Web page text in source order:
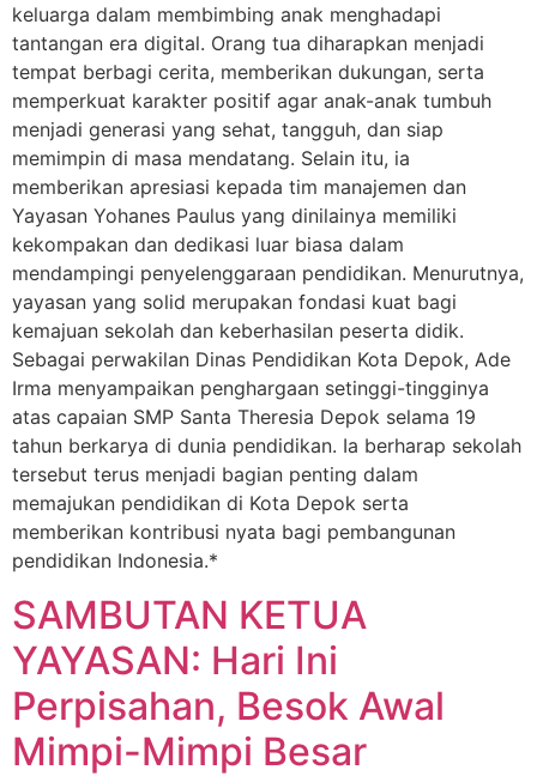
keluarga dalam membimbing anak menghadapi
tantangan era digital. Orang tua diharapkan menjadi
tempat berbagi cerita, memberikan dukungan, serta
memperkuat karakter positif agar anak-anak tumbuh
menjadi generasi yang sehat, tangguh, dan siap
memimpin di masa mendatang. Selain itu, ia
memberikan apresiasi kepada tim manajemen dan
Yayasan Yohanes Paulus yang dinilainya memiliki
kekompakan dan dedikasi luar biasa dalam
mendampingi penyelenggaraan pendidikan. Menurutnya,
yayasan yang solid merupakan fondasi kuat bagi
kemajuan sekolah dan keberhasilan peserta didik.
Sebagai perwakilan Dinas Pendidikan Kota Depok, Ade
Irma menyampaikan penghargaan setinggi-tingginya
atas capaian SMP Santa Theresia Depok selama 19
tahun berkarya di dunia pendidikan. Ia berharap sekolah
tersebut terus menjadi bagian penting dalam
memajukan pendidikan di Kota Depok serta
memberikan kontribusi nyata bagi pembangunan
pendidikan Indonesia.*
SAMBUTAN KETUA
YAYASAN: Hari Ini
Perpisahan, Besok Awal
Mimpi-Mimpi Besar